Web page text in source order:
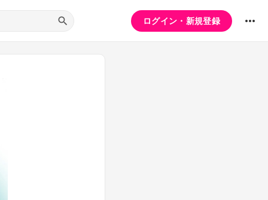
ログイン・新規登録